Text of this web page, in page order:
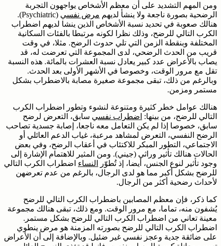
ومن المهم التشديد على أن معظم الأشخاص يواجهون التجربة
الرضحية بصورة ناجعة ولا ينشأ لديهم مرض نفسي
(Psychiatric).
هنالك صعوبة في تحديد نسبة الأشخاص الذين ينشا لديهم اضطراب
الكرب التالي للرضح، وذلك نظرا لكونه مرتبطا بالفئات السكانية
المختلفة وبنقطة الزمن التي تلي حدوث الرضح. مثلا، في وقت
قريب من الحدث الرضحي، لدى المجموعة التي تعرضت له، قد
يصاب بالأعراض عدد كبير يعادل نسبة العشرات بالمائة. هذه النسبة
تقل مع مرور الوقت، وخصوصا في الأشهر الأولى بعد الحدث.
وبالرغم من ذلك، تبقى مجموعة صغيرة مصابة بالاضطراب بشكل
مستمر ومزمن.
هنالك عوامل خطر كثيرة ومتنوعة لنشوء وتطور اضطراب الكرب
التالي للرضح، من بينها: اضطراب نفسي سابق، التعرض لرضح
سابق، خصوصا إذا لم يكن التعامل معه ناجعا، إصابة جسدية تصاحب
الرضح النفسي، التعرض لمشاهد مرعبة، غياب الدعم العائلي أو
الاجتماعي، التطور المبكر للاكتئاب في أعقاب الرضح، وفي بعض
الحالات هنالك تأثير وراثي (جيني). ومن المثير للاهتمام الإشارة إلى
وجود تأثير لنوع الجنس، أيضا، إذ تُطوّر
النساء اضطراب الكرب التالي
للرضح بشكل أكبر مما هو لدى الرجال، بالرغم من عدم تعرضهن
لأحداث رضحية أكثر من الرجال.
كما ذكر، فإن معظم المصابين باضطراب الكرب التالي للرضح
يُشفون منه، تماما، مع مرور الوقت. ومع ذلك، تبقى هنالك مجموعة
معينة تعاني من اضطراب الكرب التالي للرضح بشكل مستمر.
اضطراب الكرب التالي للرضح بصورته المزمنة هو مرض ينطوي
على ضائقة جدية وعجز نفسي غير ضئيل. وبالإضافة إلى أن الأعراض